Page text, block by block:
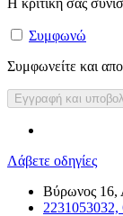
Η κριτική σας
Συμφωνώ
Συμφωνείτε και
Λάβετε οδηγίες
Βύρωνος 16,
2231053032,